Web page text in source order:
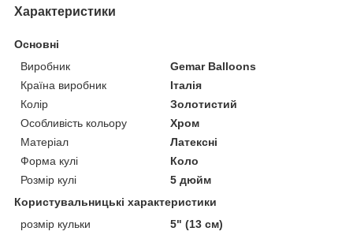
Характеристики
Основні
Виробник
Gemar Balloons
Країна виробник
Італія
Колір
Золотистий
Особливість кольору
Хром
Матеріал
Латексні
Форма кулі
Коло
Розмір кулі
5 дюйм
Користувальницькі характеристики
розмір кульки
5" (13 см)